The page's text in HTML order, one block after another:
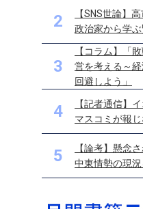
2
【SNS世論】
政治家から学
3
【コラム】「
営を考える～
回避しよう」
4
【記者通信】
マスコミが報
5
【論考】懸念
中東情勢の現